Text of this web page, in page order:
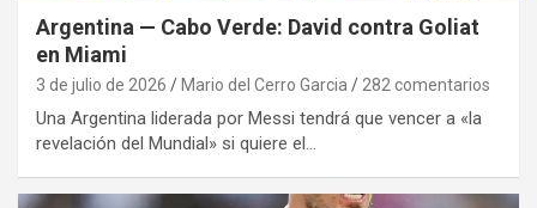
Argentina — Cabo Verde: David contra Goliat
en Miami
3 de julio de 2026 Mario del Cerro Garcia 282 comentarios
Una Argentina liderada por Messi tendrá que vencer a «la
revelación del Mundial» si quiere el…